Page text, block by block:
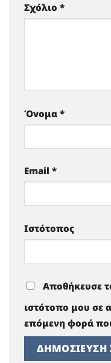
Σχόλιο *
Όνομα *
Email *
Ιστότοπος
Αποθήκευσε
ιστότοπο μου σε
επόμενη φορά